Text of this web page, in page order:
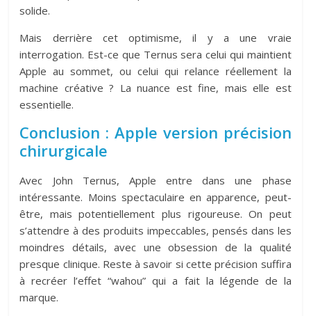
solide.
Mais derrière cet optimisme, il y a une vraie
interrogation. Est-ce que Ternus sera celui qui maintient
Apple au sommet, ou celui qui relance réellement la
machine créative ? La nuance est fine, mais elle est
essentielle.
Conclusion : Apple version précision
chirurgicale
Avec John Ternus, Apple entre dans une phase
intéressante. Moins spectaculaire en apparence, peut-
être, mais potentiellement plus rigoureuse. On peut
s’attendre à des produits impeccables, pensés dans les
moindres détails, avec une obsession de la qualité
presque clinique. Reste à savoir si cette précision suffira
à recréer l’effet “wahou” qui a fait la légende de la
marque.